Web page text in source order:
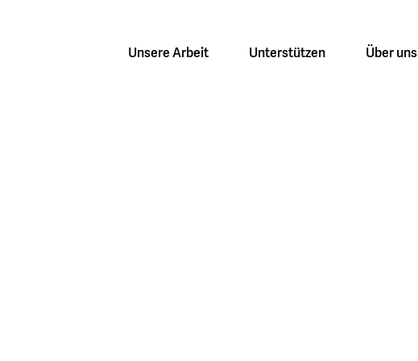
Unsere Arbeit Unterstützen Über uns